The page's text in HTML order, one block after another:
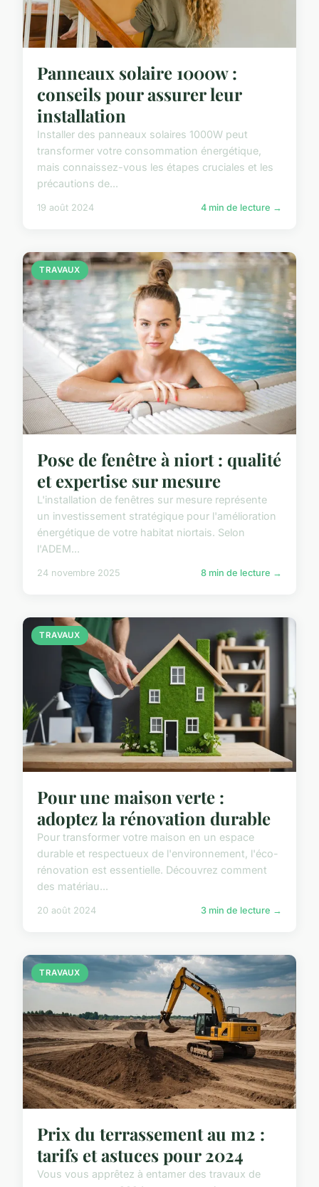
Panneaux solaire 1000w :
conseils pour assurer leur
installation
Installer des panneaux solaires 1000W peut
transformer votre consommation énergétique,
mais connaissez-vous les étapes cruciales et les
précautions de...
19 août 2024 4 min de lecture →
TRAVAUX
Pose de fenêtre à niort : qualité
et expertise sur mesure
L'installation de fenêtres sur mesure représente
un investissement stratégique pour l'amélioration
énergétique de votre habitat niortais. Selon
l'ADEM...
24 novembre 2025 8 min de lecture →
TRAVAUX
Pour une maison verte :
adoptez la rénovation durable
Pour transformer votre maison en un espace
durable et respectueux de l'environnement, l'éco-
rénovation est essentielle. Découvrez comment
des matériau...
20 août 2024 3 min de lecture →
TRAVAUX
Prix du terrassement au m2 :
tarifs et astuces pour 2024
Vous vous apprêtez à entamer des travaux de